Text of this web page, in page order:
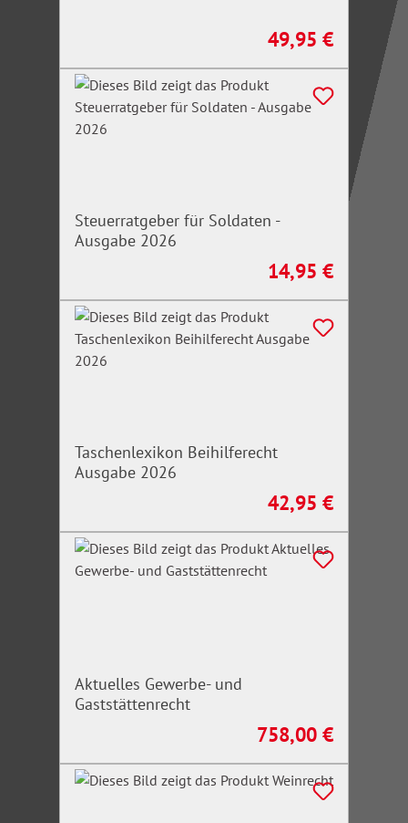
Regulärer Preis:
49,95 €
Steuerratgeber für Soldaten -
Ausgabe 2026
Regulärer Preis:
14,95 €
Taschenlexikon Beihilferecht
Ausgabe 2026
Regulärer Preis:
42,95 €
Aktuelles Gewerbe- und
Gaststättenrecht
Regulärer Preis:
758,00 €